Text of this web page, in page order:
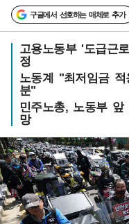
구글에서 선호하는 매체로 추가
고용노동부 '도급근
정
노동계 "최저임금
분"
민주노총, 노동부
망